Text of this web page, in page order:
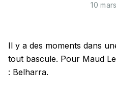
10
Il y a des moments dans
tout bascule. Pour Maud
: Belharra.